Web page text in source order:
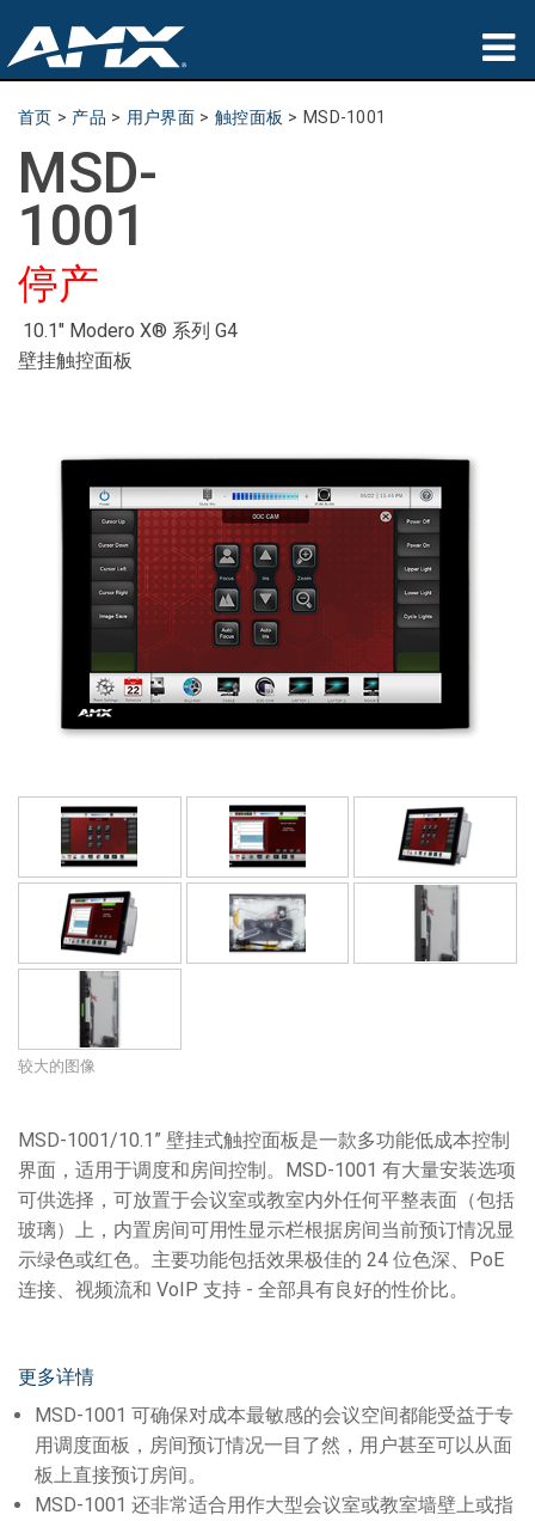
产品
应用领域
Partners
哪里购买
培训
语言/地区
首页 > 产品 > 用户界面 > 触控面板 > MSD-1001
MSD-
1001
停产
10.1" Modero X® 系列 G4
壁挂触控面板
较大的图像
MSD-1001/10.1” 壁挂式触控面板是一款多功能低成本控制
界面，适用于调度和房间控制。MSD-1001 有大量安装选项
可供选择，可放置于会议室或教室内外任何平整表面（包括
玻璃）上，内置房间可用性显示栏根据房间当前预订情况显
示绿色或红色。主要功能包括效果极佳的 24 位色深、PoE
连接、视频流和 VoIP 支持 - 全部具有良好的性价比。
更多详情
MSD-1001 可确保对成本最敏感的会议空间都能受益于专
用调度面板，房间预订情况一目了然，用户甚至可以从面
板上直接预订房间。
MSD-1001 还非常适合用作大型会议室或教室墙壁上或指